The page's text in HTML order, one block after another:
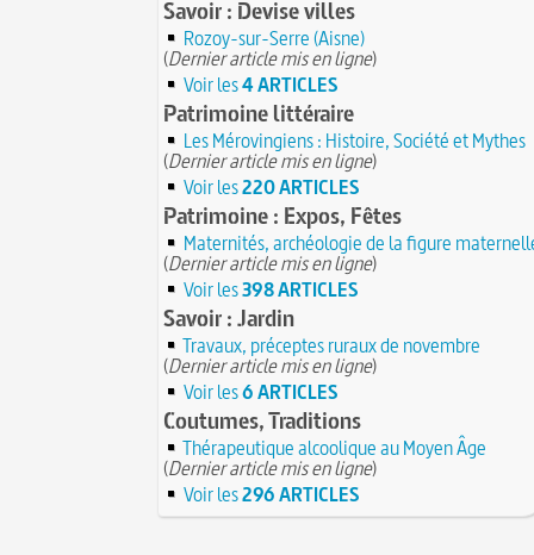
Savoir : Devise villes
Rozoy-sur-Serre (Aisne)
(Dernier article mis en ligne)
Voir les4 ARTICLES
Patrimoine littéraire
Les Mérovingiens : Histoire, Société et Mythes
(Dernier article mis en ligne)
Voir les220 ARTICLES
Patrimoine : Expos, Fêtes
Maternités, archéologie de la figure
(Dernier article mis en ligne)
Voir les398 ARTICLES
Savoir : Jardin
Travaux, préceptes ruraux de novembre
(Dernier article mis en ligne)
Voir les6 ARTICLES
Coutumes, Traditions
Thérapeutique alcoolique au Moyen Âge
(Dernier article mis en ligne)
Voir les296 ARTICLES